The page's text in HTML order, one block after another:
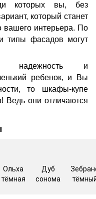
которых вы, без
который станет
интерьера. По
фасадов могут
надежность и
ребенок, и Вы
то шкафы-купе
Ведь они отличаются
Ольха
тёмная
Дуб
сонома